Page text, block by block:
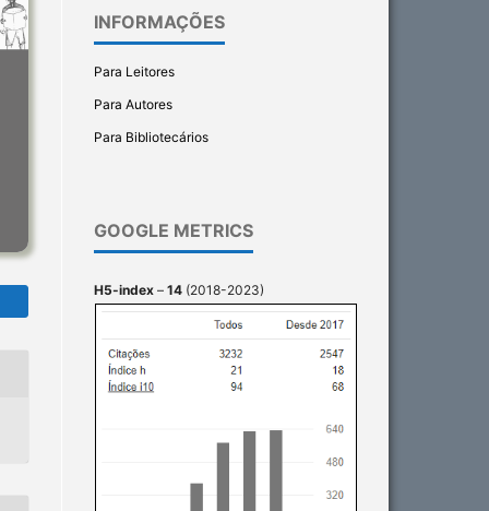
INFORMAÇÕES
Para Leitores
Para Autores
Para Bibliotecários
GOOGLE METRICS
H5-index – 14 (2018-2023)